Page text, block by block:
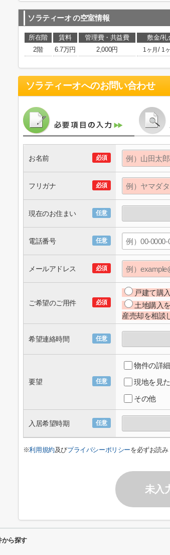
ソラティーオ の空室情報
所在階 賃料 管理費・共益費 敷金/礼
2階
6.7万円 2,000円 1ヶ月/ 1
ソラティーオへのお問い合わせ
必須
お名前
必須
フリガナ
任意
現在のお住まい
任意
電話番号
必須
メールアドレス
必須
ご希望のご用件
戸建て購
土地購入
産売却を相談
任意
希望連絡時間
任意
要望
物件の詳
現地を見
その他
任意
入居希望時期
※利用規約及びプライバシーポリシーを必ずお読
未入
から探す